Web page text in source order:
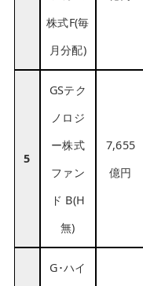
株式F(毎
月分配)
5
GSテク
ノロジ
ー株式
ファン
ド B(H
無)
7,655
億円
G･ハイ